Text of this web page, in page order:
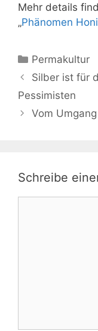
Mehr details
„Phänomen
Kategorien
Permakultur
Silber ist für
Pessimisten
Vom
Schreibe